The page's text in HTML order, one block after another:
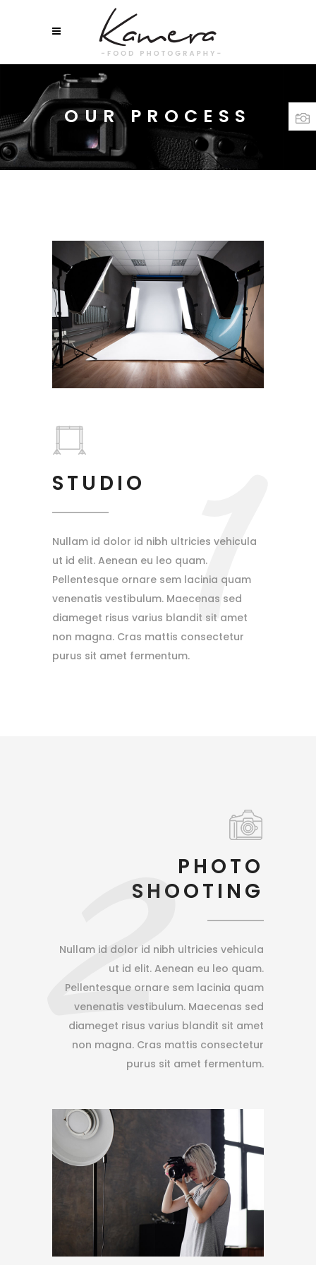
OUR PROCESS
1
STUDIO
Nullam id dolor id nibh ultricies vehicula
ut id elit. Aenean eu leo quam.
Pellentesque ornare sem lacinia quam
venenatis vestibulum. Maecenas sed
diameget risus varius blandit sit amet
non magna. Cras mattis consectetur
purus sit amet fermentum.
2 PHOTO
SHOOTING
Nullam id dolor id nibh ultricies vehicula
ut id elit. Aenean eu leo quam.
Pellentesque ornare sem lacinia quam
venenatis vestibulum. Maecenas sed
diameget risus varius blandit sit amet
non magna. Cras mattis consectetur
purus sit amet fermentum.